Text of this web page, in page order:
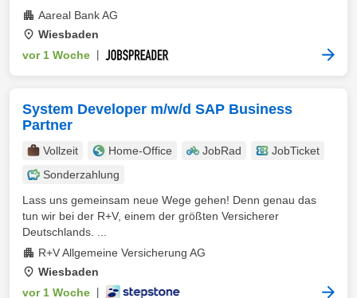
Aareal Bank AG
Wiesbaden
vor 1 Woche
System Developer m/w/d SAP Business
Partner
Vollzeit Home-Office JobRad
JobTicket
Sonderzahlung
Lass uns gemeinsam neue Wege gehen! Denn genau das
tun wir bei der R+V, einem der größten Versicherer
Deutschlands. ...
R+V Allgemeine Versicherung AG
Wiesbaden
vor 1 Woche